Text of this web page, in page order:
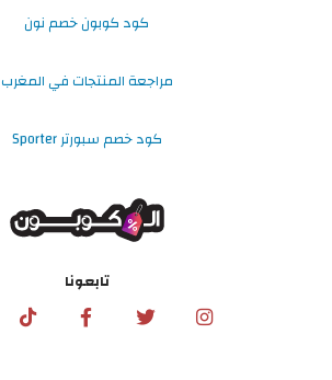
كود كوبون خصم نون
مراجعة المنتجات في المغرب
كود خصم سبورتر Sporter
تابعونا